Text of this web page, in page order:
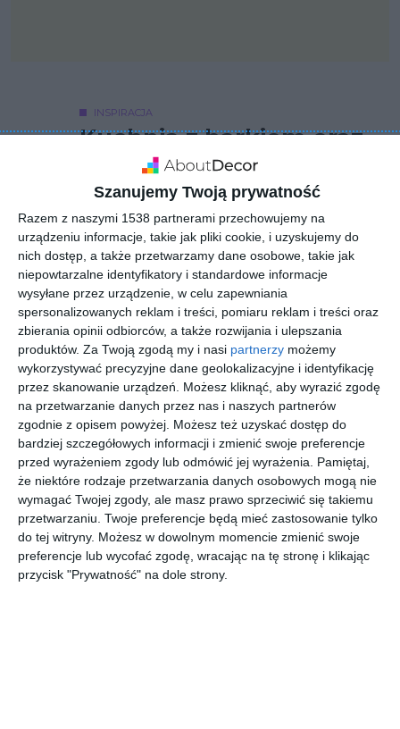
Szanujemy Twoją prywatność
Razem z naszymi 1538 partnerami przechowujemy na
urządzeniu informacje, takie jak pliki cookie, i uzyskujemy do
nich dostęp, a także przetwarzamy dane osobowe, takie jak
niepowtarzalne identyfikatory i standardowe informacje
wysyłane przez urządzenie, w celu zapewniania
spersonalizowanych reklam i treści, pomiaru reklam i treści oraz
zbierania opinii odbiorców, a także rozwijania i ulepszania
produktów. Za Twoją zgodą my i nasi partnerzy możemy
wykorzystywać precyzyjne dane geolokalizacyjne i identyfikację
przez skanowanie urządzeń. Możesz kliknąć, aby wyrazić zgodę
na przetwarzanie danych przez nas i naszych partnerów
zgodnie z opisem powyżej. Możesz też uzyskać dostęp do
bardziej szczegółowych informacji i zmienić swoje preferencje
przed wyrażeniem zgody lub odmówić jej wyrażenia.
Pamiętaj,
że niektóre rodzaje przetwarzania danych osobowych mogą nie
wymagać Twojej zgody, ale masz prawo sprzeciwić się takiemu
przetwarzaniu. Twoje preferencje będą mieć zastosowanie tylko
do tej witryny. Możesz w dowolnym momencie zmienić swoje
preferencje lub wycofać zgodę, wracając na tę stronę i klikając
przycisk "Prywatność" na dole strony.
INSPIRACJA
Kuchnia z barkiem oraz
dużą, czarną podwójną
lodówką
Aranżacja kuchni z barkiem oraz dużą, czarną podwójną
lodówką.
AUTOR:JN Studio Joanna Nawrocka
DODAJ DO ULUBIONYCH
UDOSTĘPNIJ
Pozostałe zdjęcia w projekcie:Apartament dwu -
poziomowy